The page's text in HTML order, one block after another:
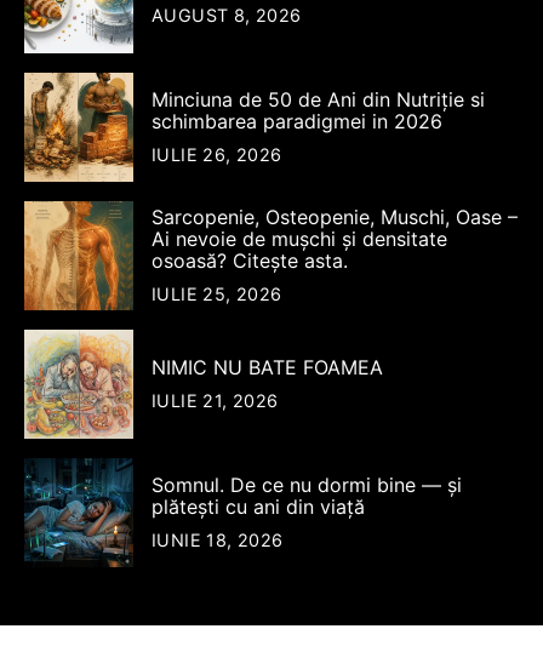
AUGUST 8, 2026
Minciuna de 50 de Ani din Nutriție si
schimbarea paradigmei in 2026
IULIE 26, 2026
Sarcopenie, Osteopenie, Muschi, Oase –
Ai nevoie de mușchi și densitate
osoasă? Citește asta.
IULIE 25, 2026
NIMIC NU BATE FOAMEA
IULIE 21, 2026
Somnul. De ce nu dormi bine — şi
plăteşti cu ani din viață
IUNIE 18, 2026